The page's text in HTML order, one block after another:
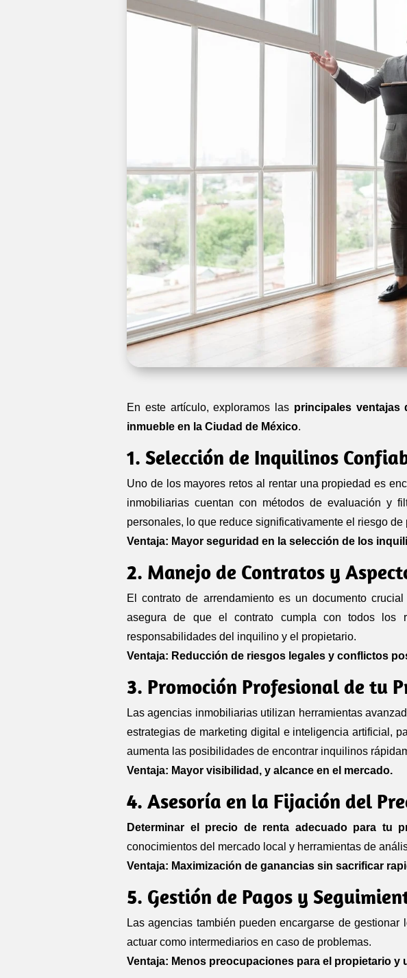
En este artículo, exploramos las principales ventajas
inmueble en la Ciudad de México.
1. Selección de Inquilinos
Uno de los mayores retos al rentar una propiedad es
inmobiliarias cuentan con métodos de evaluación y
personales, lo que reduce significativamente el riesgo de
Ventaja: Mayor seguridad en la selección de los
2. Manejo de Contratos y
El contrato de arrendamiento es un documento
asegura de que el contrato cumpla con todos los
responsabilidades del inquilino y el propietario.
Ventaja: Reducción de riesgos legales y conflictos
3. Promoción Profesional de tu
Las agencias inmobiliarias utilizan herramientas
estrategias de marketing digital e inteligencia artificial,
aumenta las posibilidades de encontrar inquilinos
Ventaja: Mayor visibilidad, y alcance en el mercado.
4. Asesoría en la Fijación del
Determinar el precio de renta adecuado para tu
conocimientos del mercado local y herramientas de
Ventaja: Maximización de ganancias sin sacrificar
5. Gestión de Pagos y
Las agencias también pueden encargarse de
actuar como intermediarios en caso de problemas.
Ventaja: Menos preocupaciones para el propietario y